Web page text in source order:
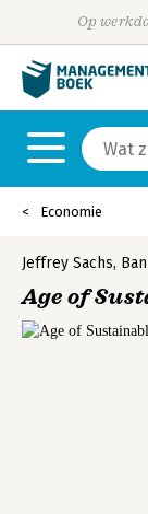
Op
Economie
Jeffrey Sachs,
Age of